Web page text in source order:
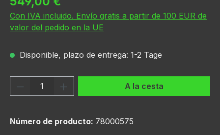
Con IVA incluido. Envío gratis a partir de 100 EUR de
valor del pedido en la UE
Disponible, plazo de entrega: 1-2 Tage
Cantidad del producto: introduce la
A la cesta
Número de producto: 78000575